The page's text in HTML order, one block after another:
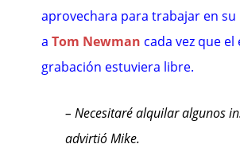
aprovechara para trabajar en
aTom Newman cada vez que
grabación estuviera libre.
– Necesitaré alquilar algunos
advirtió Mike.